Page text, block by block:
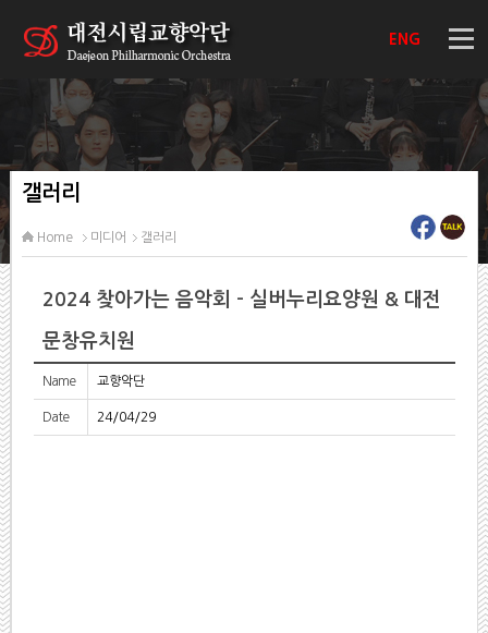
ENG
갤러리
Home 미디어 갤러리
2024 찾아가는 음악회 - 실버누리요양원 & 대전
문창유치원
Name 교향악단
Date 24/04/29